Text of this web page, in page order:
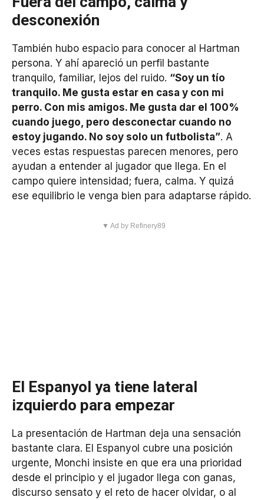
desconexión
También hubo espacio para conocer al Hartman
persona. Y ahí apareció un perfil bastante
tranquilo, familiar, lejos del ruido. “Soy un tío
tranquilo. Me gusta estar en casa y con mi
perro. Con mis amigos. Me gusta dar el 100%
cuando juego, pero desconectar cuando no
estoy jugando. No soy solo un futbolista”. A
veces estas respuestas parecen menores, pero
ayudan a entender al jugador que llega. En el
campo quiere intensidad; fuera, calma. Y quizá
ese equilibrio le venga bien para adaptarse rápido.
▼ Ad by Refinery89
El Espanyol ya tiene lateral
izquierdo para empezar
La presentación de Hartman deja una sensación
bastante clara. El Espanyol cubre una posición
urgente, Monchi insiste en que era una prioridad
desde el principio y el jugador llega con ganas,
discurso sensato y el reto de hacer olvidar, o al